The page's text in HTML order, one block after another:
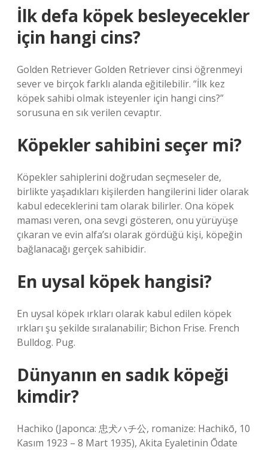
İlk defa köpek besleyecekler
için hangi cins?
Golden Retriever Golden Retriever cinsi öğrenmeyi
sever ve birçok farklı alanda eğitilebilir. “İlk kez
köpek sahibi olmak isteyenler için hangi cins?”
sorusuna en sık verilen cevaptır.
Köpekler sahibini seçer mi?
Köpekler sahiplerini doğrudan seçmeseler de,
birlikte yaşadıkları kişilerden hangilerini lider olarak
kabul edeceklerini tam olarak bilirler. Ona köpek
maması veren, ona sevgi gösteren, onu yürüyüşe
çıkaran ve evin alfa’sı olarak gördüğü kişi, köpeğin
bağlanacağı gerçek sahibidir.
En uysal köpek hangisi?
En uysal köpek ırkları olarak kabul edilen köpek
ırkları şu şekilde sıralanabilir; Bichon Frise. French
Bulldog. Pug.
Dünyanın en sadık köpeği
kimdir?
Hachiko (Japonca: 忠犬ハチ公, romanize: Hachikō, 10
Kasım 1923 – 8 Mart 1935), Akita Eyaletinin Ōdate